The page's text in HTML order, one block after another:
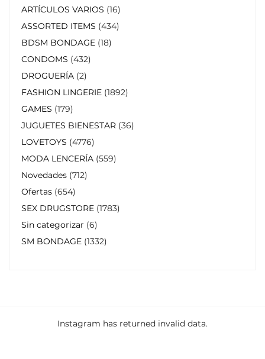
ARTÍCULOS VARIOS 16
ASSORTED ITEMS 434
BDSM BONDAGE 18
CONDOMS 432
DROGUERÍA 2
FASHION LINGERIE 1892
GAMES 179
JUGUETES BIENESTAR 36
LOVETOYS 4776
MODA LENCERÍA 559
Novedades 712
Ofertas 654
SEX DRUGSTORE 1783
Sin categorizar 6
SM BONDAGE 1332
Instagram has returned invalid data.